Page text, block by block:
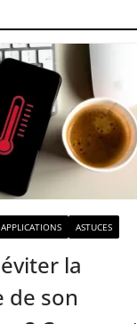
APPLICATIONS ASTUCES
la
de son